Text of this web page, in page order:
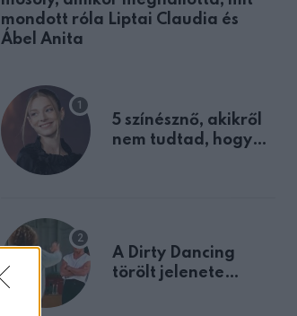
mondott róla Liptai Claudia és
Ábel Anita
5 színésznő, akikről
nem tudtad, hogy
A Dirty Dancing
törölt jelenete